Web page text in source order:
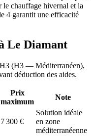
chauffage hivernal et la
4 garantit une efficacité
Le Diamant
H3 (H3 — Méditerranéen),
déduction des aides.
Prix
maximum
Note
7 300 €
Solution idéale
en zone
méditerranéenne